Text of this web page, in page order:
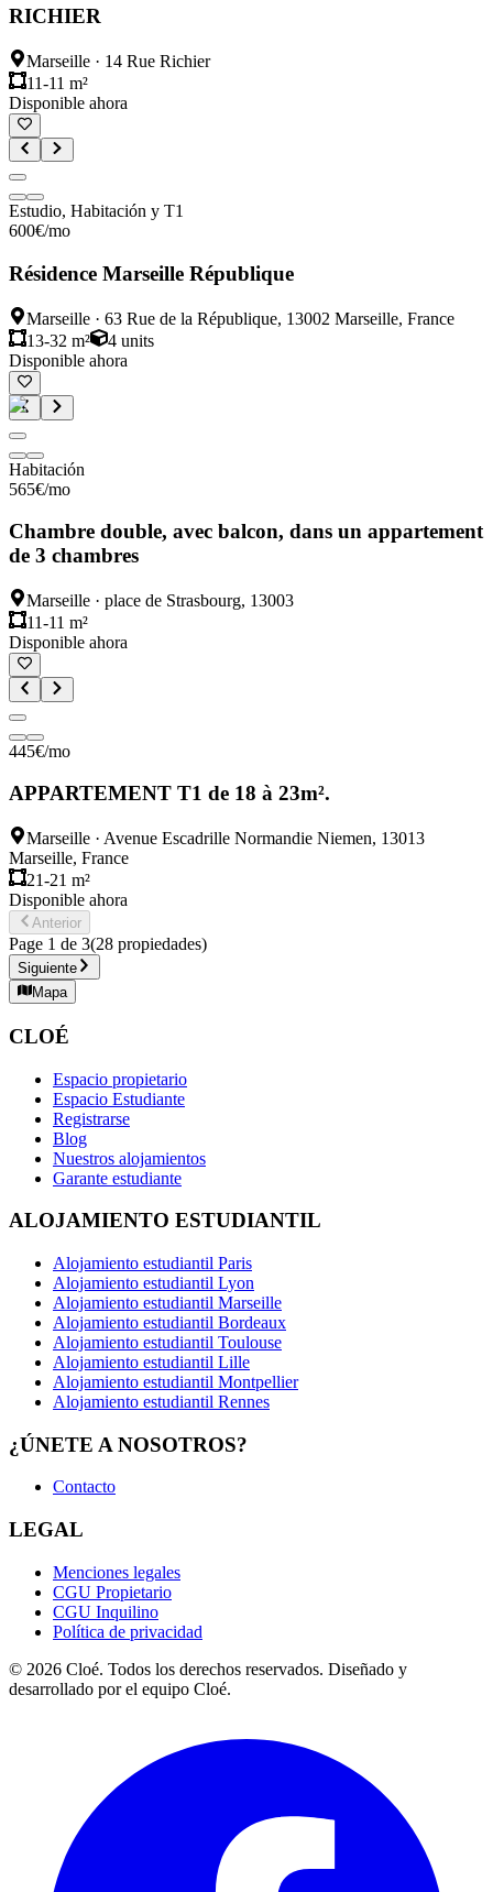
RICHIER
Marseille · 14 Rue Richier
11-11 m²
Disponible ahora
Estudio, Habitación y T1
600€/mo
Résidence Marseille République
Marseille · 63 Rue de la République, 13002 Marseille, France
13-32 m²
4 units
Disponible ahora
Habitación
565€/mo
Chambre double, avec balcon, dans un appartement
de 3 chambres
Marseille · place de Strasbourg, 13003
11-11 m²
Disponible ahora
445€/mo
APPARTEMENT T1 de 18 à 23m².
Marseille · Avenue Escadrille Normandie Niemen, 13013
Marseille, France
21-21 m²
Disponible ahora
Anterior
Page 1 de 3(28 propiedades)
Siguiente
Mapa
CLOÉ
Espacio propietario
Espacio Estudiante
Registrarse
Blog
Nuestros alojamientos
Garante estudiante
ALOJAMIENTO ESTUDIANTIL
Alojamiento estudiantil Paris
Alojamiento estudiantil Lyon
Alojamiento estudiantil Marseille
Alojamiento estudiantil Bordeaux
Alojamiento estudiantil Toulouse
Alojamiento estudiantil Lille
Alojamiento estudiantil Montpellier
Alojamiento estudiantil Rennes
¿ÚNETE A NOSOTROS?
Contacto
LEGAL
Menciones legales
CGU Propietario
CGU Inquilino
Política de privacidad
© 2026 Cloé. Todos los derechos reservados. Diseñado y
desarrollado por el equipo Cloé.